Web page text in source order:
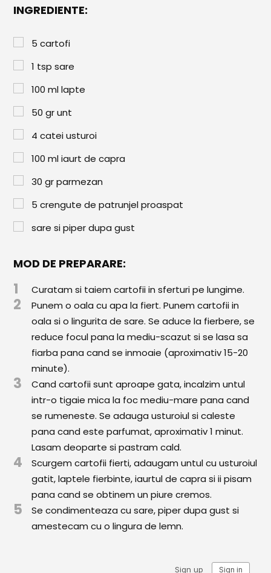
Pâine
Rețete cu Carne
Rețete Vegetariene
Salate
Sandwichuri și Wraps
Comunitatea
iCooking
Librărie
Adaugă o rețetă
Cum adăugăm o rețetă
Regulament de postare
CONCURS
INGREDIENTE:
5 cartofi
1 tsp sare
100 ml lapte
50 gr unt
4 catei usturoi
100 ml iaurt de capra
30 gr parmezan
5 crengute de patrunjel proaspat
sare si piper dupa gust
MOD DE PREPARARE:
1 Curatam si taiem cartofii in sferturi pe lungime.
2
Punem o oala cu apa la fiert. Punem cartofii in
oala si o lingurita de sare. Se aduce la fierbere, se
reduce focul pana la mediu-scazut si se lasa sa
fiarba pana cand se inmoaie (aproximativ 15-20
minute).
3
Cand cartofii sunt aproape gata, incalzim untul
intr-o tigaie mica la foc mediu-mare pana cand
se rumeneste. Se adauga usturoiul si caleste
pana cand este parfumat, aproximativ 1 minut.
Lasam deoparte si pastram cald.
4
Scurgem cartofii fierti, adaugam untul cu usturoiul
gatit, laptele fierbinte, iaurtul de capra si ii pisam
pana cand se obtinem un piure cremos.
5
Se condimenteaza cu sare, piper dupa gust si
amestecam cu o lingura de lemn.